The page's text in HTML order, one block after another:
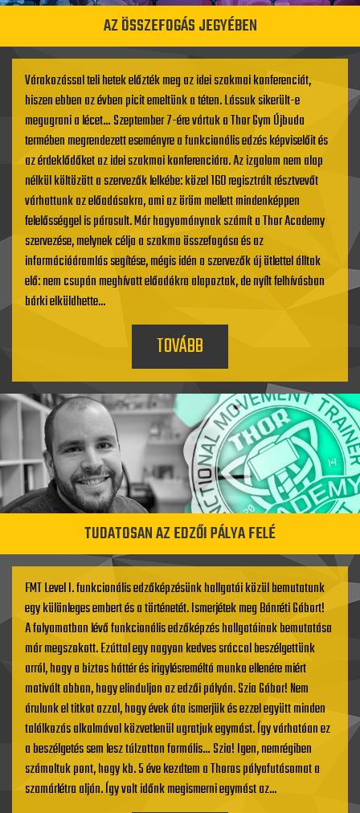
AZ ÖSSZEFOGÁS JEGYÉBEN
Várakozással teli hetek előzték meg az idei szakmai konferenciát,
hiszen ebben az évben picit emeltünk a téten. Lássuk sikerült-e
megugrani a lécet… Szeptember 7-ére vártuk a Thor Gym Újbuda
termében megrendezett eseményre a funkcionális edzés képviselőit és
az érdeklődőket az idei szakmai konferenciára. Az izgalom nem alap
nélkül költözött a szervezők lelkébe: közel 160 regisztrált résztvevőt
várhattunk az előadásokra, ami az öröm mellett mindenképpen
felelősséggel is párosult. Már hagyománynak számít a Thor Academy
szervezése, melynek célja a szakma összefogása és az
információáramlás segítése, mégis idén a szervezők új ötlettel álltak
elő: nem csupán meghívott előadókra alapoztak, de nyílt felhívásban
bárki elküldhette...
TOVÁBB
TUDATOSAN AZ EDZŐI PÁLYA FELÉ
FMT Level I. funkcionális edzőképzésünk hallgatói közül bemutatunk
egy különleges embert és a történetét. Ismerjétek meg Bánréti Gábort!
A folyamatban lévő funkcionális edzőképzés hallgatóinak bemutatása
már megszokott. Ezúttal egy nagyon kedves sráccal beszélgettünk
arról, hogy a biztos háttér és irigylésreméltó munka ellenére miért
motivált abban, hogy elinduljon az edzői pályán. Szia Gábor! Nem
árulunk el titkot azzal, hogy évek óta ismerjük és ezzel együtt minden
találkozás alkalmával közvetlenül ugratjuk egymást. Így várhatóan ez
a beszélgetés sem lesz túlzottan formális… Szia! Igen, nemrégiben
számoltuk pont, hogy kb. 5 éve kezdtem a Thoros pályafutásomat a
szamárlétra alján. Így volt időnk megismerni egymást az...